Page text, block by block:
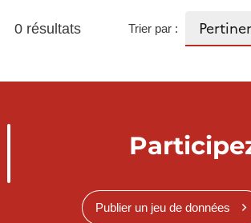
0 résultats Trier par :
Publier un jeu de données